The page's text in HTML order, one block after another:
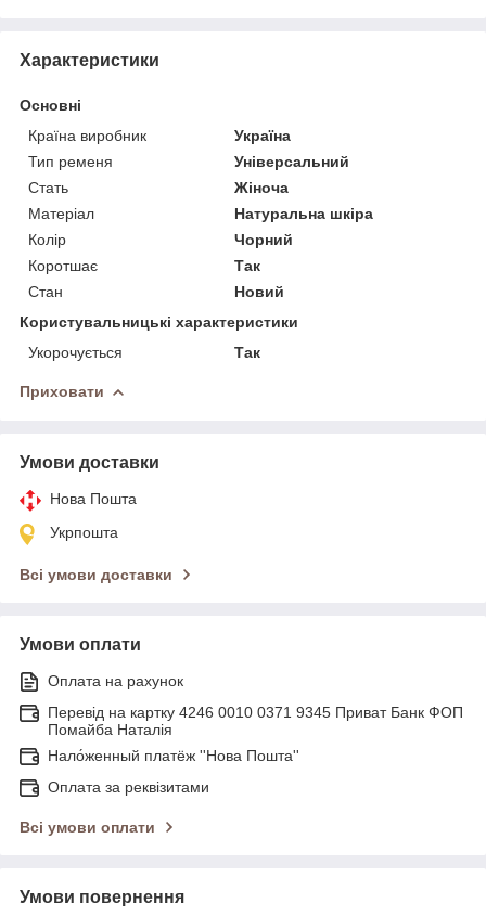
Характеристики
Основні
Країна виробник
Україна
Тип ременя
Універсальний
Стать
Жіноча
Матеріал
Натуральна шкіра
Колір
Чорний
Коротшає
Так
Стан
Новий
Користувальницькі характеристики
Укорочується
Так
Приховати
Умови доставки
Нова Пошта
Укрпошта
Всі умови доставки
Умови оплати
Оплата на рахунок
Перевід на картку 4246 0010 0371 9345 Приват Банк ФОП
Помайба Наталія
Нало́женный платёж ''Нова Пошта''
Оплата за реквізитами
Всі умови оплати
Умови повернення